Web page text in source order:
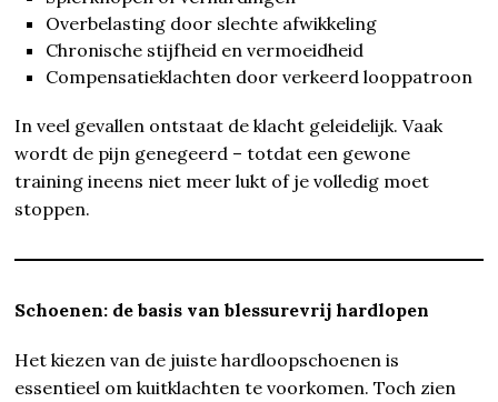
Overbelasting door slechte afwikkeling
Chronische stijfheid en vermoeidheid
Compensatieklachten door verkeerd looppatroon
In veel gevallen ontstaat de klacht geleidelijk. Vaak
wordt de pijn genegeerd – totdat een gewone
training ineens niet meer lukt of je volledig moet
stoppen.
Schoenen: de basis van blessurevrij hardlopen
Het kiezen van de juiste hardloopschoenen is
essentieel om kuitklachten te voorkomen. Toch zien